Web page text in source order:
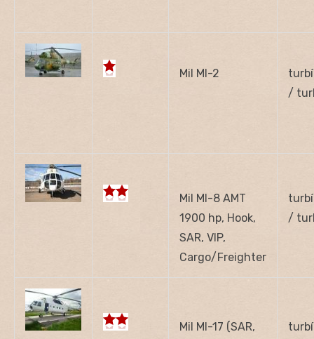
Mil MI-2
/
Mil MI-8 AMT
1900 hp, Hook,
SAR, VIP,
Cargo/Freighter
/
Mil MI-17 (SAR,